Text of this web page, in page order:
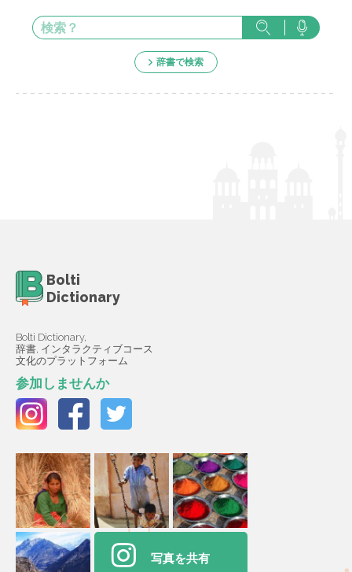
辞書で検索
Bolti
Dictionary
Bolti Dictionary,
辞書, インタラクティブコース
文化のプラットフォーム
参加しませんか
写真を共有